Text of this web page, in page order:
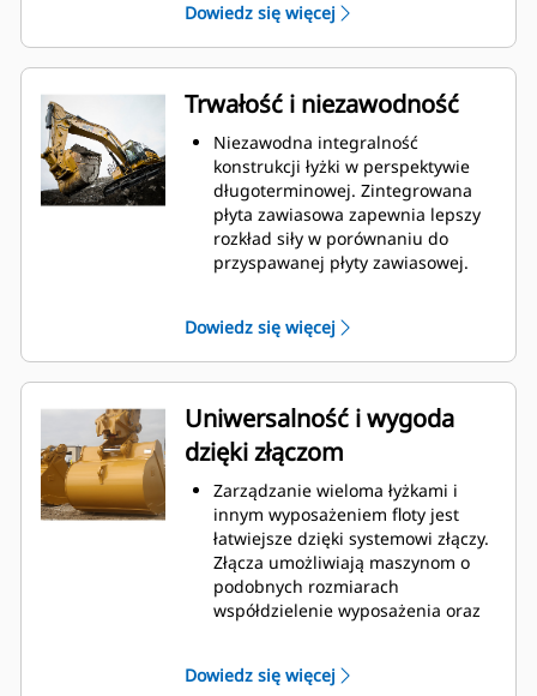
materiału na łyżkę. Zwiększony
prześwit lemiesza zapewnia
zmniejszony opór dolnej części
łyżki, co obniża koszty związane z
konserwacją.
Zużycie paliwa jest najwyższe
podczas kopania. Łyżki Cat
gwarantują szybkie cięcie
materiału w celu zwiększenia
ogólnej wydajności pracy maszyny.
Możesz załadować większą ilość
pozwalają utrzymać większość
materiału w łyżce podczas każdego
załadunku.
Dowiedz się więcej
Trwałość i niezawodność
Niezawodna integralność
konstrukcji łyżki w perspektywie
długoterminowej. Zintegrowana
płyta zawiasowa zapewnia lepszy
rozkład siły w porównaniu do
przyspawanej płyty zawiasowej.
odpornej na ścieranie stali,
zwłaszcza w przypadku
podzespołów podatnych na
nadmierne zużycie.
Chroń najważniejsze, podatne na
zużycie obszary łyżki za pomocą
osprzętu do prac ziemnych (GET)
Cat.
Zwiększ produkcję w
wymagających zastosowaniach,
ułatw penetrację podczas
stertowania i skróć czas trwania
cyklu za pomocą systemu Cat®
Montuj i demontuj końcówki
Dowiedz się więcej
Uniwersalność i wygoda
dzięki złączom
Zarządzanie wieloma łyżkami i
innym wyposażeniem floty jest
łatwiejsze dzięki systemowi złączy.
Złącza umożliwiają maszynom o
podobnych rozmiarach
współdzielenie wyposażenia oraz
Łyżki, które można zamocować
Dowiedz się więcej